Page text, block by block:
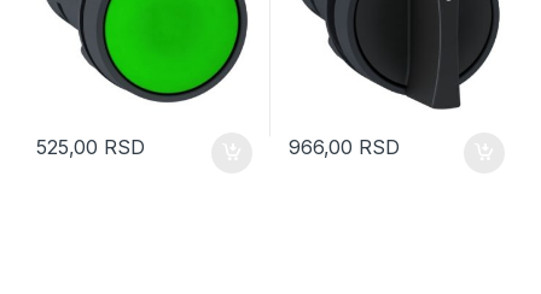
525,00 RSD 966,00 RSD